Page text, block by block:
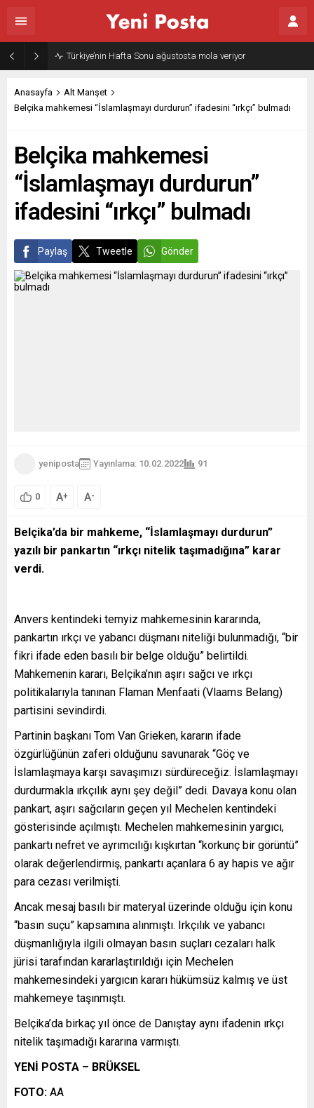
Türkiye’nin Hafta Sonu ağustosta mola veriyor
Anasayfa
Alt Manşet
Belçika mahkemesi “İslamlaşmayı durdurun” ifadesini “ırkçı” bulmadı
Belçika mahkemesi
“İslamlaşmayı durdurun”
ifadesini “ırkçı” bulmadı
Paylaş Tweetle Gönder
yeniposta Yayınlama: 10.02.2022 91
0 A+ A-
Belçika’da bir mahkeme, “İslamlaşmayı durdurun”
yazılı bir pankartın “ırkçı nitelik taşımadığına” karar
verdi.
Anvers kentindeki temyiz mahkemesinin kararında,
pankartın ırkçı ve yabancı düşmanı niteliği bulunmadığı, “bir
fikri ifade eden basılı bir belge olduğu” belirtildi.
Mahkemenin kararı, Belçika’nın aşırı sağcı ve ırkçı
politikalarıyla tanınan Flaman Menfaati (Vlaams Belang)
partisini sevindirdi.
Partinin başkanı Tom Van Grieken, kararın ifade
özgürlüğünün zaferi olduğunu savunarak “Göç ve
İslamlaşmaya karşı savaşımızı sürdüreceğiz. İslamlaşmayı
durdurmakla ırkçılık aynı şey değil” dedi. Davaya konu olan
pankart, aşırı sağcıların geçen yıl Mechelen kentindeki
gösterisinde açılmıştı. Mechelen mahkemesinin yargıcı,
pankartı nefret ve ayrımcılığı kışkırtan “korkunç bir görüntü”
olarak değerlendirmiş, pankartı açanlara 6 ay hapis ve ağır
para cezası verilmişti.
Ancak mesaj basılı bir materyal üzerinde olduğu için konu
“basın suçu” kapsamına alınmıştı. Irkçılık ve yabancı
düşmanlığıyla ilgili olmayan basın suçları cezaları halk
jürisi tarafından kararlaştırıldığı için Mechelen
mahkemesindeki yargıcın kararı hükümsüz kalmış ve üst
mahkemeye taşınmıştı.
Belçika’da birkaç yıl önce de Danıştay aynı ifadenin ırkçı
nitelik taşımadığı kararına varmıştı.
YENİ POSTA – BRÜKSEL
FOTO: AA